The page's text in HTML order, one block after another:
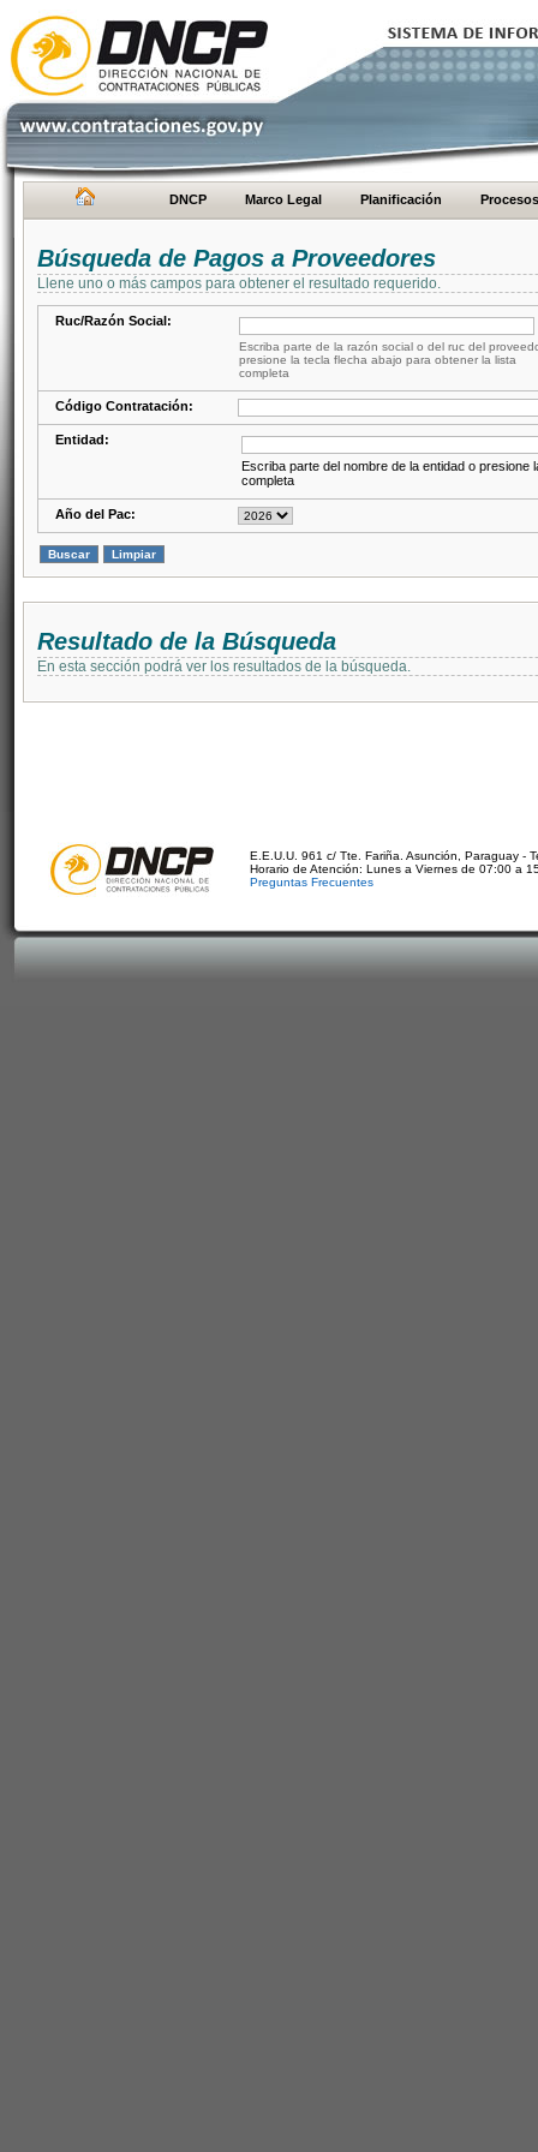
DNCP Marco Legal Planificación Procesos
Búsqueda de Pagos a Proveedores
Llene uno o más campos para obtener el resultado requerido.
Ruc/Razón Social:
Escriba parte de la razón social o del ruc del
presione la tecla flecha abajo para obtener la lista
completa
Código Contratación:
Entidad:
Escriba parte del nombre de la entidad o presione
completa
Año del Pac:
Resultado de la Búsqueda
En esta sección podrá ver los resultados de la búsqueda.
E.E.U.U. 961 c/ Tte. Fariña. Asunción, Paraguay -
Horario de Atención: Lunes a Viernes de 07:00 a
Preguntas Frecuentes